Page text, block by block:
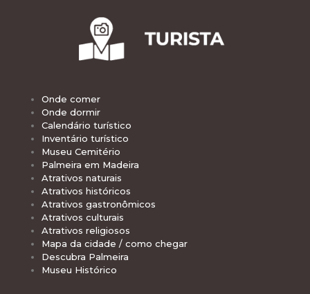
Onde comer
Onde dormir
Calendário turístico
Inventário turístico
Museu Cemitério
Palmeira em Madeira
Atrativos naturais
Atrativos históricos
Atrativos gastronômicos
Atrativos culturais
Atrativos religiosos
Mapa da cidade / como chegar
Descubra Palmeira
Museu Histórico